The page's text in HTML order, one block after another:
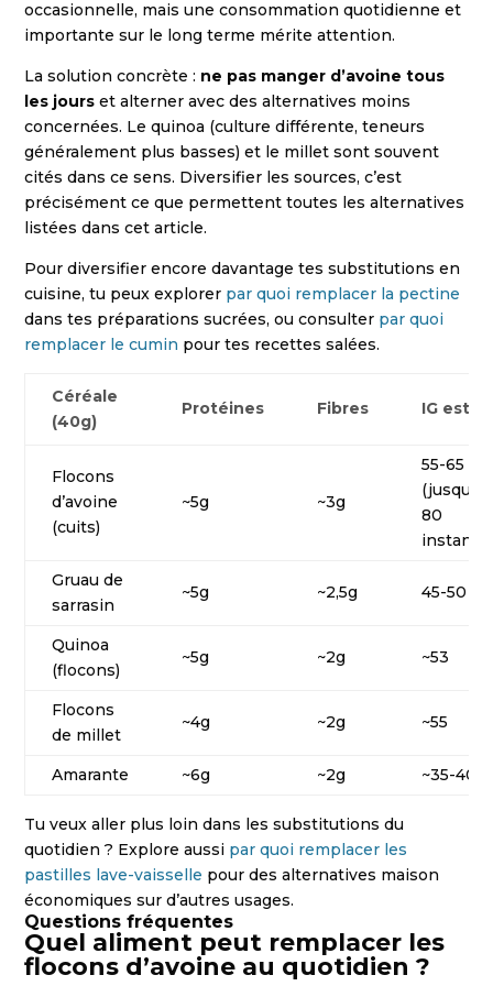
occasionnelle, mais une consommation quotidienne et
importante sur le long terme mérite attention.
La solution concrète : ne pas manger d’avoine tous
les jours et alterner avec des alternatives moins
concernées. Le quinoa (culture différente, teneurs
généralement plus basses) et le millet sont souvent
cités dans ce sens. Diversifier les sources, c’est
précisément ce que permettent toutes les alternatives
listées dans cet article.
Pour diversifier encore davantage tes substitutions en
cuisine, tu peux explorer par quoi remplacer la pectine
dans tes préparations sucrées, ou consulter par quoi
remplacer le cumin pour tes recettes salées.
Céréale
(40g)
Protéines Fibres IG
Flocons
d’avoine
(cuits)
~5g ~3g
55-65
(jusqu’à
80
Gruau de
sarrasin
~5g ~2,5g 45-50
Quinoa
(flocons)
~5g ~2g ~53
Flocons
de millet
~4g ~2g ~55
Amarante ~6g ~2g ~35-40
Tu veux aller plus loin dans les substitutions du
quotidien ? Explore aussi par quoi remplacer les
pastilles lave-vaisselle pour des alternatives maison
économiques sur d’autres usages.
Questions fréquentes
Quel aliment peut remplacer les
flocons d’avoine au quotidien ?